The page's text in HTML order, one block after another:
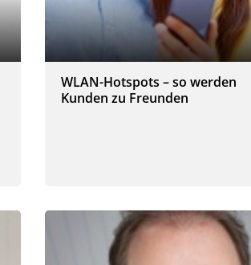
WLAN-Hotspots – so werden
Kunden zu Freunden